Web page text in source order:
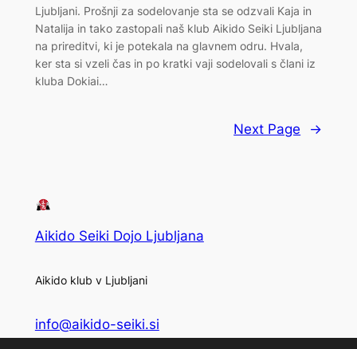
Ljubljani. Prošnji za sodelovanje sta se odzvali Kaja in
Natalija in tako zastopali naš klub Aikido Seiki Ljubljana
na prireditvi, ki je potekala na glavnem odru. Hvala,
ker sta si vzeli čas in po kratki vaji sodelovali s člani iz
kluba Dokiai…
Next Page →
Aikido Seiki Dojo Ljubljana
Aikido klub v Ljubljani
info@aikido-seiki.si